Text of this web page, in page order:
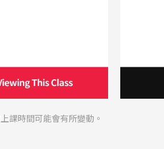
課時間可能會有所變動。